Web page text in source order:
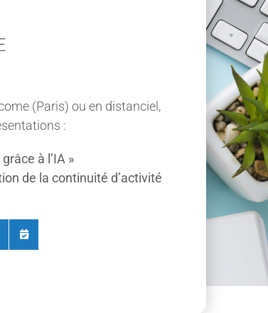
(Paris) ou en distanciel,
:
à l’IA »
de la continuité d’activité